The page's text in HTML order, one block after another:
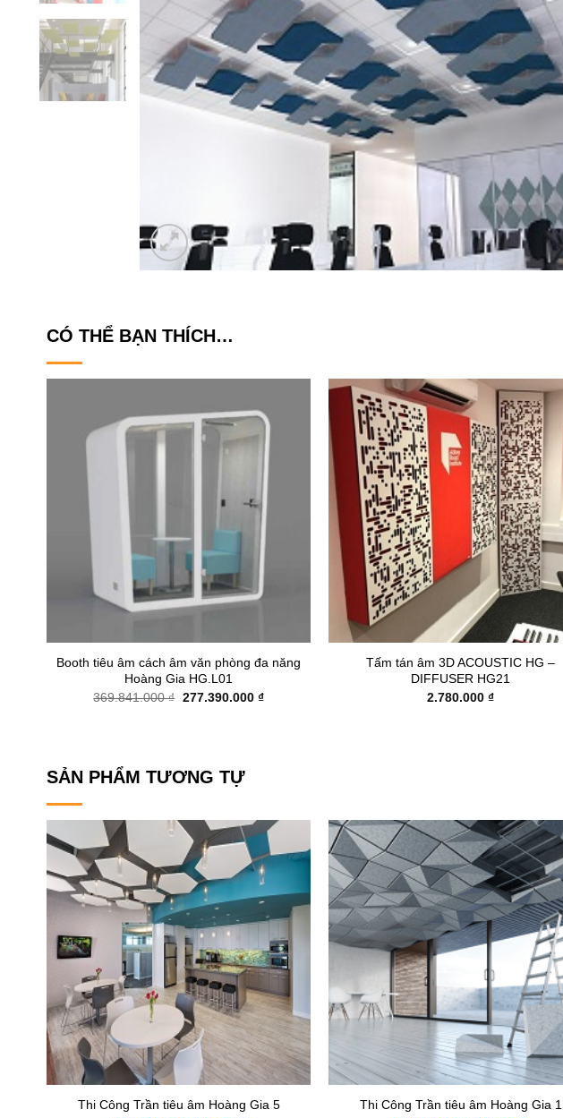
CÓ THỂ BẠN THÍCH…
Booth tiêu âm cách âm văn phòng đa năng
Hoàng Gia HG.L01
369.841.000₫ Giá
277.390.000 ₫Giá
+
Tấm tán âm 3D ACOUSTIC HG –
DIFFUSER HG21
2.780.000 ₫
SẢN PHẨM TƯƠNG TỰ
+
Thi Công Trần tiêu âm Hoàng Gia 5
Thi Công Trần tiêu âm Hoàng Gia 1